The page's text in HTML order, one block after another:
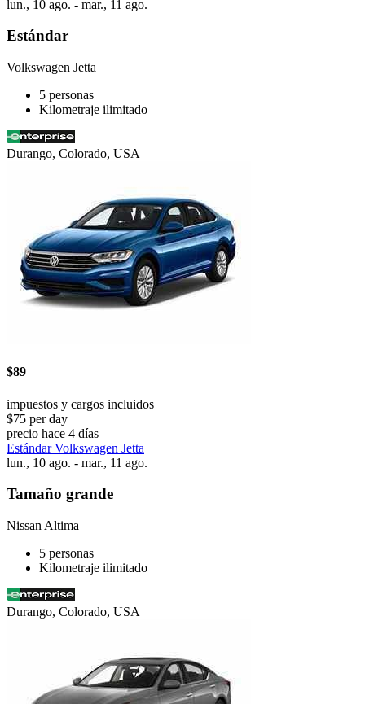
lun., 10 ago. - mar., 11 ago.
Estándar
Volkswagen Jetta
5 personas
Kilometraje ilimitado
Durango, Colorado, USA
$89
impuestos y cargos incluidos
$75 per day
precio hace 4 días
Estándar Volkswagen Jetta
lun., 10 ago. - mar., 11 ago.
Tamaño grande
Nissan Altima
5 personas
Kilometraje ilimitado
Durango, Colorado, USA